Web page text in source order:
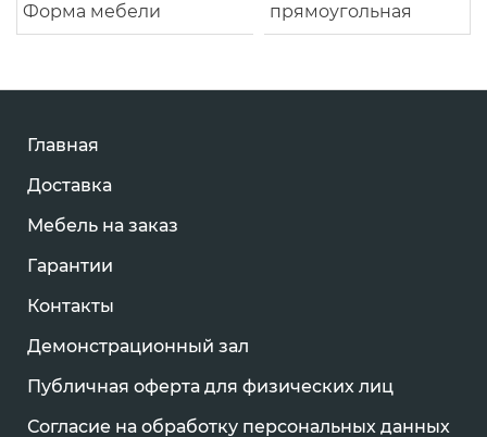
Форма мебели прямоугольная
Главная
Доставка
Мебель на заказ
Гарантии
Контакты
Демонстрационный зал
Публичная оферта для физических лиц
Согласие на обработку персональных данных